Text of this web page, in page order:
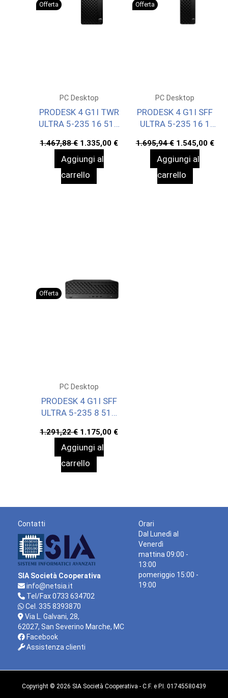
Offerta
PC Desktop
PRODESK 4 G1I TWR
ULTRA 5-235 16 512
1.467,88€ Il
prezzo
originale
1.467,88 €.
1.335,00 €Il
prezzo
1.335,00 €.
Aggiungi al
carrello
Offerta
PC Desktop
PRODESK 4 G1I SFF
ULTRA 5-235 16 1
1.695,94€ Il
prezzo
originale
1.695,94 €.
1.545,00 €Il
Aggiungi al
carrello
Offerta
PC Desktop
PRODESK 4 G1I SFF
ULTRA 5-235 8 512
1.291,22€ Il
prezzo
originale
1.291,22 €.
1.175,00 €Il
prezzo
Aggiungi al
carrello
Contatti
SIA Società Cooperativa
info@netsia.it
Tel/Fax 0733 634702
Cel. 335 8393870
Via L. Galvani, 28,
62027, San Severino Marche, MC
Facebook
Assistenza clienti
Orari
Dal Lunedì al
Venerdì
mattina 09:00 -
13:00
pomeriggio 15:00 -
19:00
Copyright © 2026 SIA Società Cooperativa - C.F. e P.I. 01745580439